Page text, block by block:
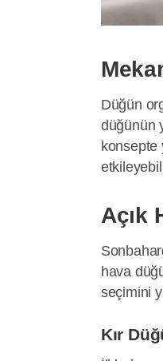
Düğün
düğünün
konsepte
Açık
hava
seçimini
Kır